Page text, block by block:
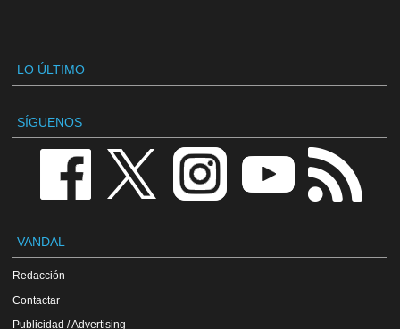
LO ÚLTIMO
SÍGUENOS
VANDAL
Redacción
Contactar
Publicidad / Advertising